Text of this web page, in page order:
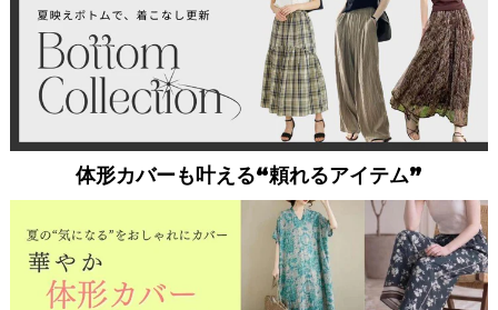
体形カバーも叶える“頼れるアイテム”